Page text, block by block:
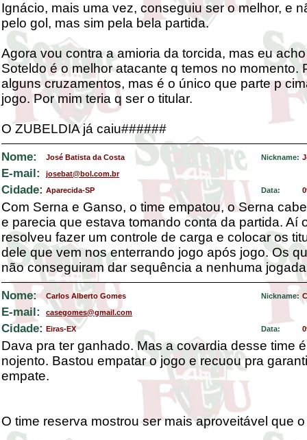
Ignácio, mais uma vez, conseguiu ser o melhor, e
pelo gol, mas sim pela bela partida.
Agora vou contra a amioria da torcida, mas eu
Soteldo é o melhor atacante q temos no momento.
alguns cruzamentos, mas é o único que parte p
jogo. Por mim teria q ser o titular.
O ZUBELDIA já caiu######
Nome: José Batista da Costa Nickname:
E-mail: josebat@bol.com.br
Cidade: Aparecida-SP Data:
Com Serna e Ganso, o time empatou, o Serna
e parecia que estava tomando conta da partida. Aí
resolveu fazer um controle de carga e colocar os
dele que vem nos enterrando jogo após jogo. Os
não conseguiram dar sequência a nenhuma
Nome: Carlos Alberto Gomes Nickname:
E-mail: casegomes@gmail.com
Cidade: Eiras-EX Data:
Dava pra ter ganhado. Mas a covardia desse time
nojento. Bastou empatar o jogo e recuou pra
empate.
O time reserva mostrou ser mais aproveitável que o